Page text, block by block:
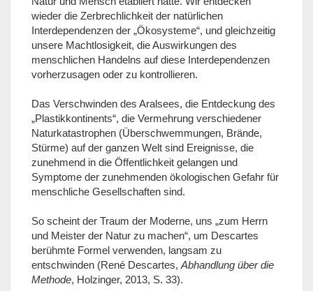
wieder die Zerbrechlichkeit der natürlichen
Interdependenzen der „Ökosysteme“, und gleichzeitig
unsere Machtlosigkeit, die Auswirkungen des
menschlichen Handelns auf diese Interdependenzen
vorherzusagen oder zu kontrollieren.
Das Verschwinden des Aralsees, die Entdeckung des
„Plastikkontinents“, die Vermehrung verschiedener
Naturkatastrophen (Überschwemmungen, Brände,
Stürme) auf der ganzen Welt sind Ereignisse, die
zunehmend in die Öffentlichkeit gelangen und
Symptome der zunehmenden ökologischen Gefahr für
menschliche Gesellschaften sind.
So scheint der Traum der Moderne, uns „zum Herrn
und Meister der Natur zu machen“, um Descartes
berühmte Formel verwenden, langsam zu
entschwinden (René Descartes, Abhandlung über die
Methode, Holzinger, 2013, S. 33).